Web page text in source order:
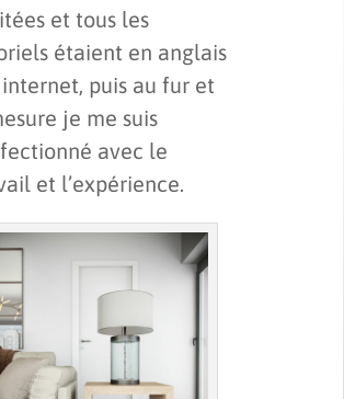
et tous les
étaient en anglais
internet, puis au fur et
je me suis
avec le
et l’expérience.